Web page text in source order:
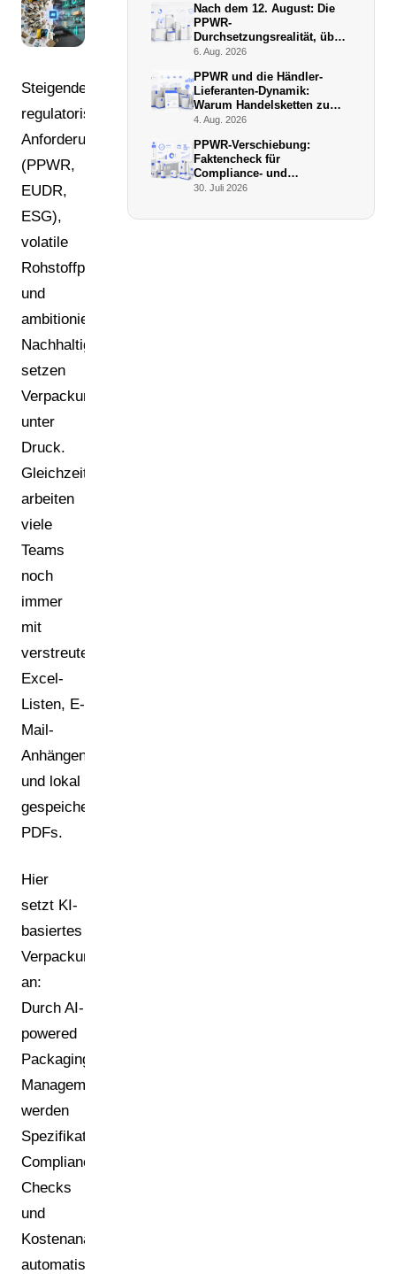
Steigende
regulatorische
Anforderungen
(PPWR,
EUDR,
ESG),
volatile
Rohstoffpreise
und
ambitionierte
Nachhaltigkeitsziele
setzen
Verpackungsverantwortliche
unter
Druck.
Gleichzeitig
arbeiten
viele
Teams
noch
immer
mit
verstreuten
Excel-
Listen, E-
Mail-
Anhängen
und lokal
gespeicherten
PDFs.
Hier
setzt KI-
basiertes
Verpackungsmanagement
an:
Durch AI-
powered
Packaging
Management
werden
Spezifikationen,
Compliance-
Checks
und
Kostenanalysen
automatisiert,
Nach dem 12. August: Die
PPWR-
Durchsetzungsrealität, über
die niemand schreibt
6. Aug. 2026
PPWR und die Händler-
Lieferanten-Dynamik:
Warum Handelsketten zu
De-facto-Vollstreckern
4. Aug. 2026
PPWR-Verschiebung:
Faktencheck für
Compliance- und
Verpackungsmanager (Juli
30. Juli 2026